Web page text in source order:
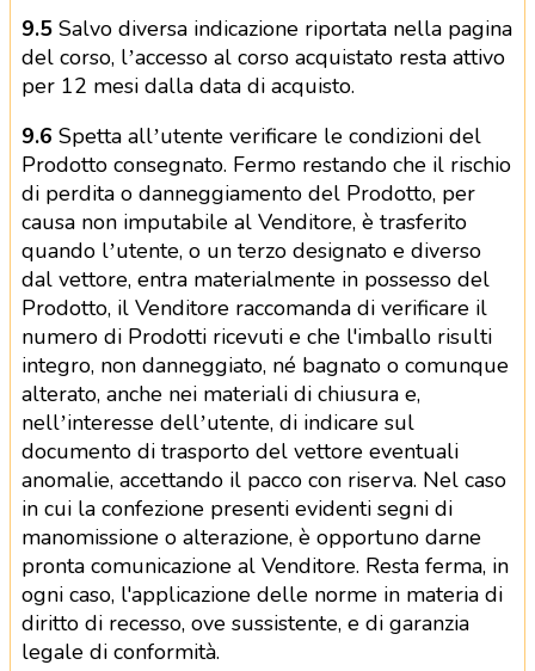
9.5 Salvo diversa indicazione riportata nella pagina
del corso, l’accesso al corso acquistato resta attivo
per 12 mesi dalla data di acquisto.
9.6 Spetta all’utente verificare le condizioni del
Prodotto consegnato. Fermo restando che il rischio
di perdita o danneggiamento del Prodotto, per
causa non imputabile al Venditore, è trasferito
quando l’utente, o un terzo designato e diverso
dal vettore, entra materialmente in possesso del
Prodotto, il Venditore raccomanda di verificare il
numero di Prodotti ricevuti e che l'imballo risulti
integro, non danneggiato, né bagnato o comunque
alterato, anche nei materiali di chiusura e,
nell’interesse dell’utente, di indicare sul
documento di trasporto del vettore eventuali
anomalie, accettando il pacco con riserva. Nel caso
in cui la confezione presenti evidenti segni di
manomissione o alterazione, è opportuno darne
pronta comunicazione al Venditore. Resta ferma, in
ogni caso, l'applicazione delle norme in materia di
diritto di recesso, ove sussistente, e di garanzia
legale di conformità.